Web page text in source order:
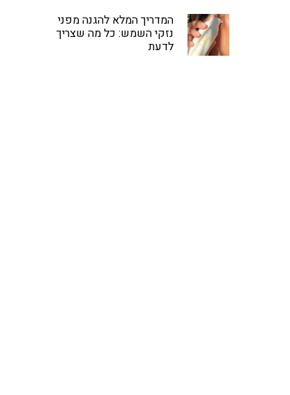
המדריך המלא להגנה מפני
נזקי השמש: כל מה שצריך
לדעת